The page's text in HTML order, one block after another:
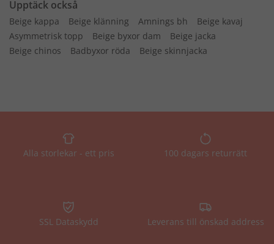
Upptäck också
Beige kappa Beige klänning Amnings bh
Beige kavaj
Asymmetrisk topp
Beige byxor dam
Beige jacka
Beige chinos
Badbyxor röda Beige skinnjacka
Alla storlekar - ett pris 100 dagars returrätt
SSL Dataskydd Leverans till önskad address